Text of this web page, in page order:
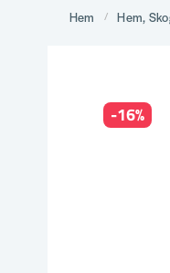
Hem Hem,
-16%